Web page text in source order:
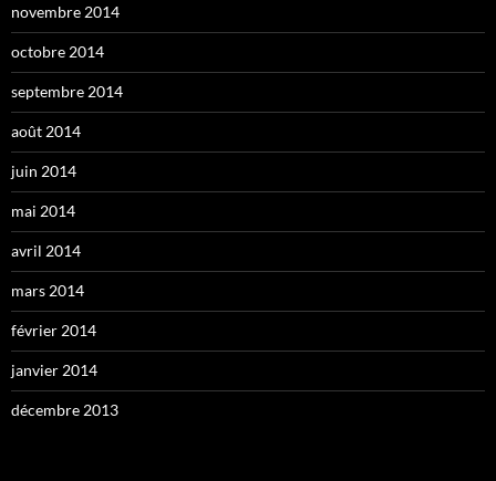
novembre 2014
octobre 2014
septembre 2014
août 2014
juin 2014
mai 2014
avril 2014
mars 2014
février 2014
janvier 2014
décembre 2013